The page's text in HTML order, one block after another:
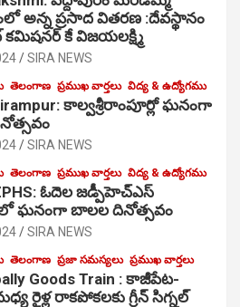
అన్న ప్రసాద వితరణ :దేవస్థానం
కమిషనర్ కే విజయలక్ష్మి
SIRA NEWS
తెలంగాణ ప్రముఖ వార్తలు విద్య & ఉద్యోగము
కాల్వశ్రీరాంపూర్లో ఘనంగా
SIRA NEWS
తెలంగాణ ప్రముఖ వార్తలు విద్య & ఉద్యోగము
ఓదెల జ‌డ్పీహెచ్ఎస్
ఘనంగా బాలల దినోత్సవం
SIRA NEWS
తెలంగాణ ప్రజా సమస్యలు ప్రముఖ వార్తలు
Goods Train : కాజీపేట-
రైళ్ల రాకపోకలకు గ్రీన్ సిగ్నల్